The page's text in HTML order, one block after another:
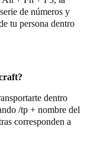
de números y
tu persona dentro
dentro
/tp + nombre del
corresponden a